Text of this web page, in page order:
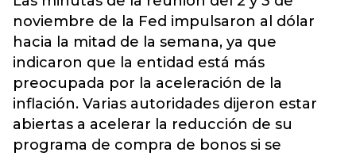
noviembre de la Fed impulsaron al dólar
hacia la mitad de la semana, ya que
indicaron que la entidad está más
preocupada por la aceleración de la
inflación. Varias autoridades dijeron estar
abiertas a acelerar la reducción de su
programa de compra de bonos si se